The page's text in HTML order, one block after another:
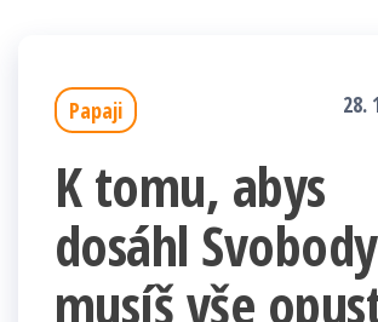
Papaji 28.
K tomu, abys
dosáhl
musíš vše